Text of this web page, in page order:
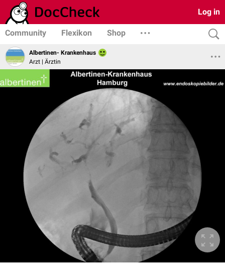
Log in
Community Flexikon Shop
Albertinen- Krankenhaus
Arzt | Ärztin